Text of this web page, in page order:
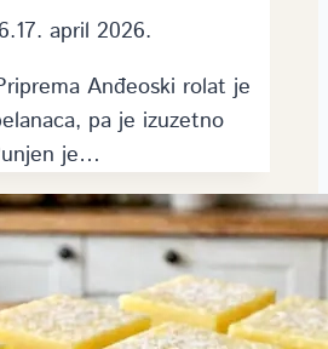
17. april 2026.
Anđeoski rolat je
pa je izuzetno
je…